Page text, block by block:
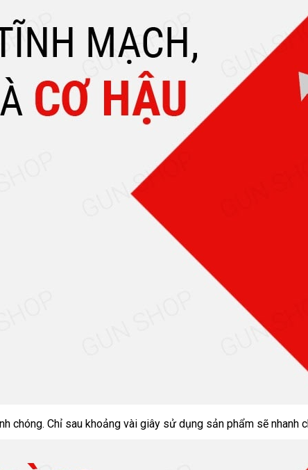
chóngtốt
. Chỉ sau khoảng vài giây sử dụng sản phẩm Pháp
sẽ nhanh